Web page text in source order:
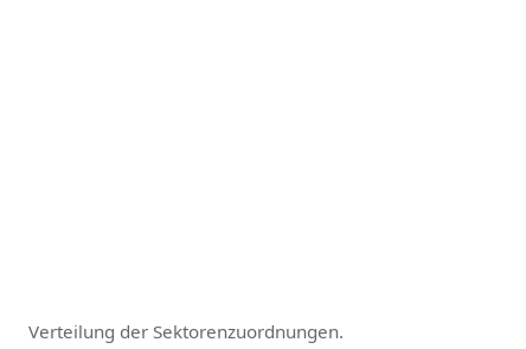
Verteilung der Sektorenzuordnungen.